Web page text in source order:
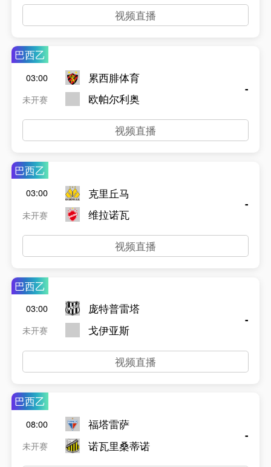
视频直播
巴西乙
03:00
未开赛
累西腓体育
欧帕尔利奥
-
视频直播
巴西乙
03:00
未开赛
克里丘马
维拉诺瓦
-
视频直播
巴西乙
03:00
未开赛
庞特普雷塔
戈伊亚斯
-
视频直播
巴西乙
08:00
未开赛
福塔雷萨
诺瓦里桑蒂诺
-